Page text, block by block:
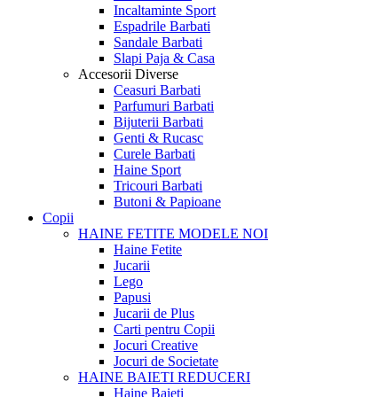
Incaltaminte Sport
Espadrile Barbati
Sandale Barbati
Slapi Paja & Casa
Accesorii Diverse
Ceasuri Barbati
Parfumuri Barbati
Bijuterii Barbati
Genti & Rucasc
Curele Barbati
Haine Sport
Tricouri Barbati
Butoni & Papioane
Copii
HAINE FETITE MODELE NOI
Haine Fetite
Jucarii
Lego
Papusi
Jucarii de Plus
Carti pentru Copii
Jocuri Creative
Jocuri de Societate
HAINE BAIETI REDUCERI
Haine Baieti